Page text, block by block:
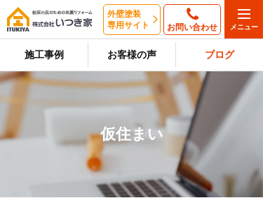
外壁塗装
専用サイト
お問い合わせ
施工事例 お客様の声 ブログ
仮住まい